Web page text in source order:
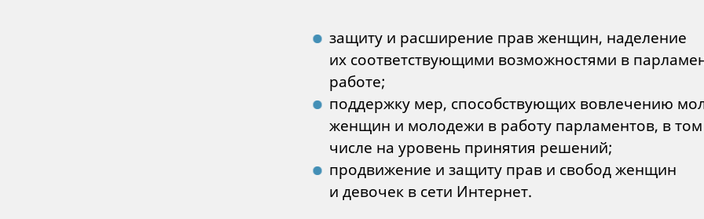
защиту и расширение прав женщин, наделение
их соответствующими возможностями в
работе;
поддержку мер, способствующих вовлечению
женщин и молодежи в работу парламентов, в том
числе на уровень принятия решений;
продвижение и защиту прав и свобод женщин
и девочек в сети Интернет.